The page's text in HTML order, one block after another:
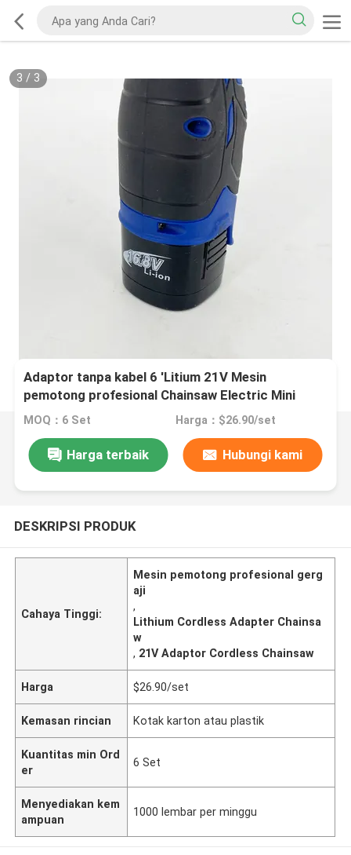
3 / 3
Adaptor tanpa kabel 6 'Litium 21V Mesin
pemotong profesional Chainsaw Electric Mini
MOQ：6 Set Harga：$26.90/set
Harga terbaik Hubungi kami
DESKRIPSI PRODUK
Cahaya Tinggi:
Mesin pemotong profesional gerg
aji
,
Lithium Cordless Adapter Chainsa
w
, 21V Adaptor Cordless Chainsaw
Harga $26.90/set
Kemasan rincian Kotak karton atau plastik
Kuantitas min Ord
er
6 Set
Menyediakan kem
ampuan
1000 lembar per minggu